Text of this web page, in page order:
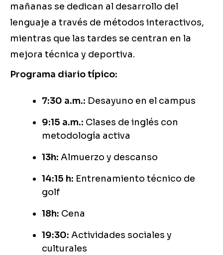
mañanas se dedican al desarrollo del
lenguaje a través de métodos interactivos,
mientras que las tardes se centran en la
mejora técnica y deportiva.
Programa diario típico:
7:30 a.m.: Desayuno en el campus
9:15 a.m.: Clases de inglés con
metodología activa
13h: Almuerzo y descanso
14:15 h: Entrenamiento técnico de
golf
18h: Cena
19:30: Actividades sociales y
culturales